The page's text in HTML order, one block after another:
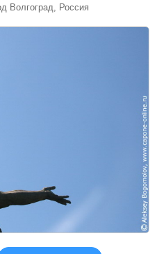
Волгоград, Россия